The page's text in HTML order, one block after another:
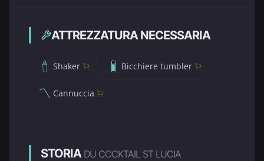
ATTREZZATURA NECESSARIA
Shaker Bicchiere tumbler
Cannuccia
STORIA DU COCKTAIL ST LUCIA